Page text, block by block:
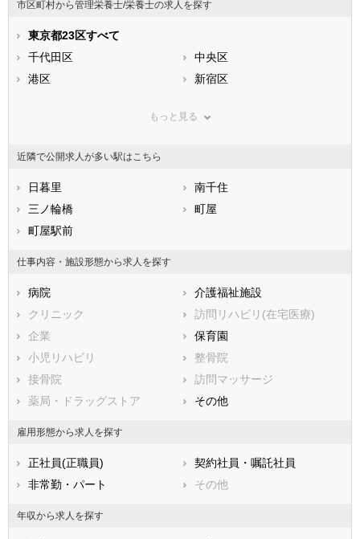
石川県
福井県
静岡県
滋賀県
兵庫県
山口県
福岡県
佐賀県
熊本県
鹿児島県
市区町村から管理栄養士/栄養士の求人を探す
東京都23区すべて
千代田区
中央区
港区
新宿区
江東区
大田区
渋谷区
中野区
杉並区
豊島区
北区
江戸川区
市部
八王子市
立川市
武蔵野市
三鷹市
青梅市
府中市
昭島市
調布市
町田市
東村山市
国分寺市
国立市
福生市
狛江市
もっと見る
近隣で公開求人が多い駅はこちら
日暮里
南千住
三ノ輪橋
町屋
町屋駅前
仕事内容・施設形態から求人を探す
病院
介護福祉施設
クリニック
訪問リハビリ(在宅医療)
企業
保育園
小児リハビリ
整骨院
接骨院
訪問マッサージ
薬局・ドラッグストア
その他
雇用形態から求人を探す
正社員(正職員)
契約社員・嘱託社員
非常勤・パート
その他
年収から求人を探す